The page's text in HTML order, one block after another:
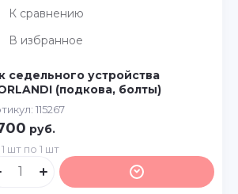
К сравнению
В избранное
седельного устройства
(подкова, болты)
115267
руб.
шт по 1 шт